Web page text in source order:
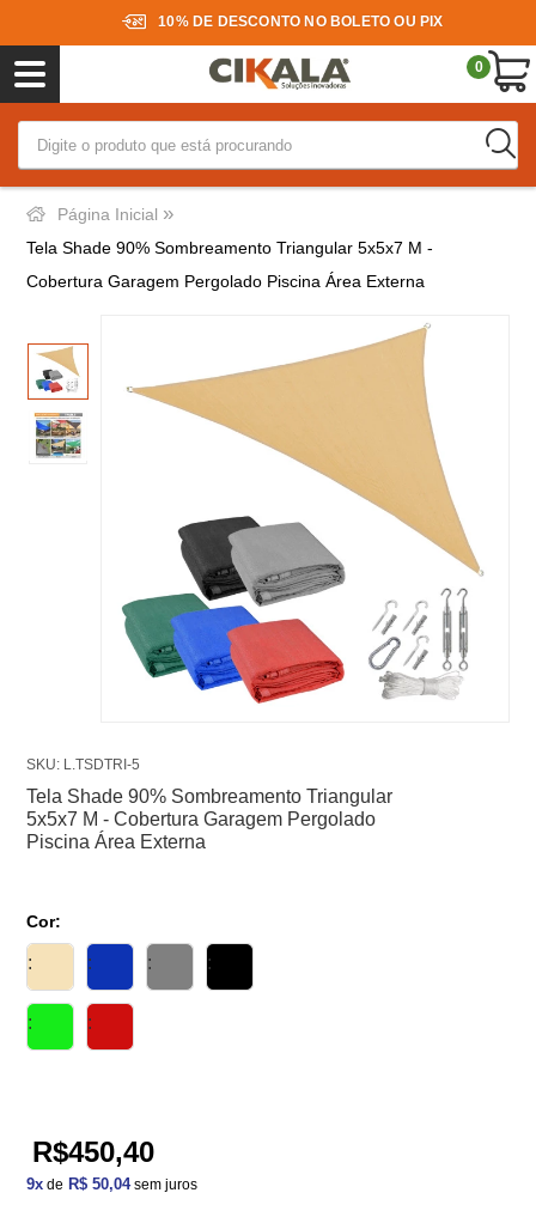
10% DE DESCONTO NO BOLETO OU PIX
0
Página Inicial »
Tela Shade 90% Sombreamento Triangular 5x5x7 M -
Cobertura Garagem Pergolado Piscina Área Externa
SKU: L.TSDTRI-5
Tela Shade 90% Sombreamento Triangular
5x5x7 M - Cobertura Garagem Pergolado
Piscina Área Externa
Cor:
R$450,40
9x de R$ 50,04sem juros